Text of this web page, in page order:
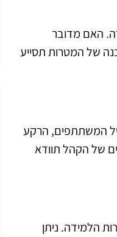
האם מדובר
של המטרות תסייע
המשתתפים, הרקע
של הקהל תוודא
הלמידה. ניתן